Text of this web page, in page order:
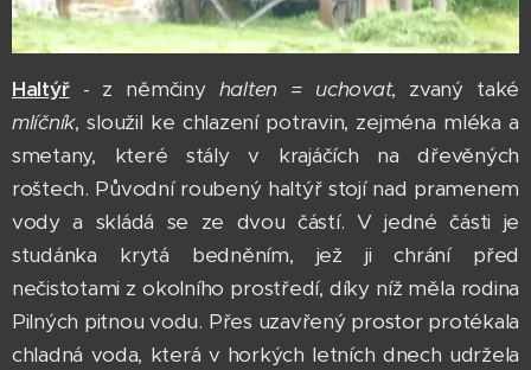
Haltýř- z němčiny halten = uchovat, zvaný také
mlíčník, sloužil ke chlazení potravin, zejména mléka a
smetany, které stály v krajáčích na dřevěných
roštech. Původní roubený haltýř stojí nad pramenem
vody a skládá se ze dvou částí. V jedné části je
studánka krytá bedněním, jež ji chrání před
nečistotami z okolního prostředí, díky níž měla rodina
Pilných pitnou vodu. Přes uzavřený prostor protékala
chladná voda, která v horkých letních dnech udržela